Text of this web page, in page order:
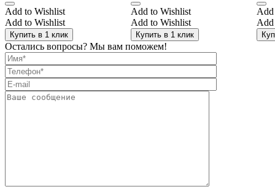
Add to Wishlist
Add to Wishlist
Купить в 1 клик
Add to Wishlist
Add to Wishlist
Купить в 1 клик
Остались вопросы? Мы вам поможем!